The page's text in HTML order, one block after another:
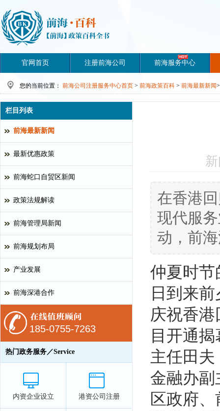
官网首页 注册前海公司 前海服务中心
您的当前位置： 前海公司注册服务中心首页 > 前海政策百科 > 前海最新新闻>
在香港
现代服
动，前
仲夏时节
日到来
庆祝香
目开通
主任田
金融办副
区政府
栏目列表
前海最新新闻
最新优惠政策
前海蛇口自贸区新闻
政策法规解读
前海管理局新闻
前海规划布局
产业发展
前海深港合作
185-0755-7263
热门政务服务／Service
内资企业设立 港资公司注册